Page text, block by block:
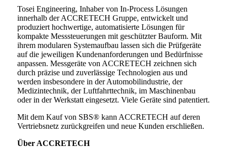
Tosei Engineering, Inhaber von In-Process Lösungen
innerhalb der ACCRETECH Gruppe, entwickelt und
produziert hochwertige, automatisierte Lösungen für
kompakte Messsteuerungen mit geschützter Bauform. Mit
ihrem modularen Systemaufbau lassen sich die Prüfgeräte
auf die jeweiligen Kundenanforderungen und Bedürfnisse
anpassen. Messgeräte von ACCRETECH zeichnen sich
durch präzise und zuverlässige Technologien aus und
werden insbesondere in der Automobilindustrie, der
Medizintechnik, der Luftfahrttechnik, im Maschinenbau
oder in der Werkstatt eingesetzt. Viele Geräte sind patentiert.
Mit dem Kauf von SBS® kann ACCRETECH auf deren
Vertriebsnetz zurückgreifen und neue Kunden erschließen.
Über ACCRETECH